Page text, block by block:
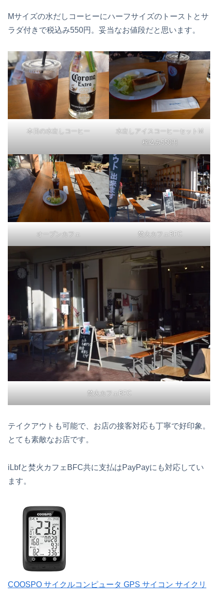
Mサイズの水だしコーヒーにハーフサイズのトーストとサ
ラダ付きで税込み550円。妥当なお値段だと思います。
本日の水出しコーヒー
水出しアイスコーヒーセットM
税込み550円
オープンカフェ 焚火カフェBFC
焚火カフェBFC
テイクアウトも可能で、お店の接客対応も丁寧で好印象。
とても素敵なお店です。
iLbfと焚火カフェBFC共に支払はPayPayにも対応してい
ます。
COOSPO サイクルコンピュータ GPS サイコン サイクリ